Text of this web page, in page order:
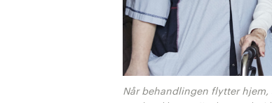
Når behandlingen flytter